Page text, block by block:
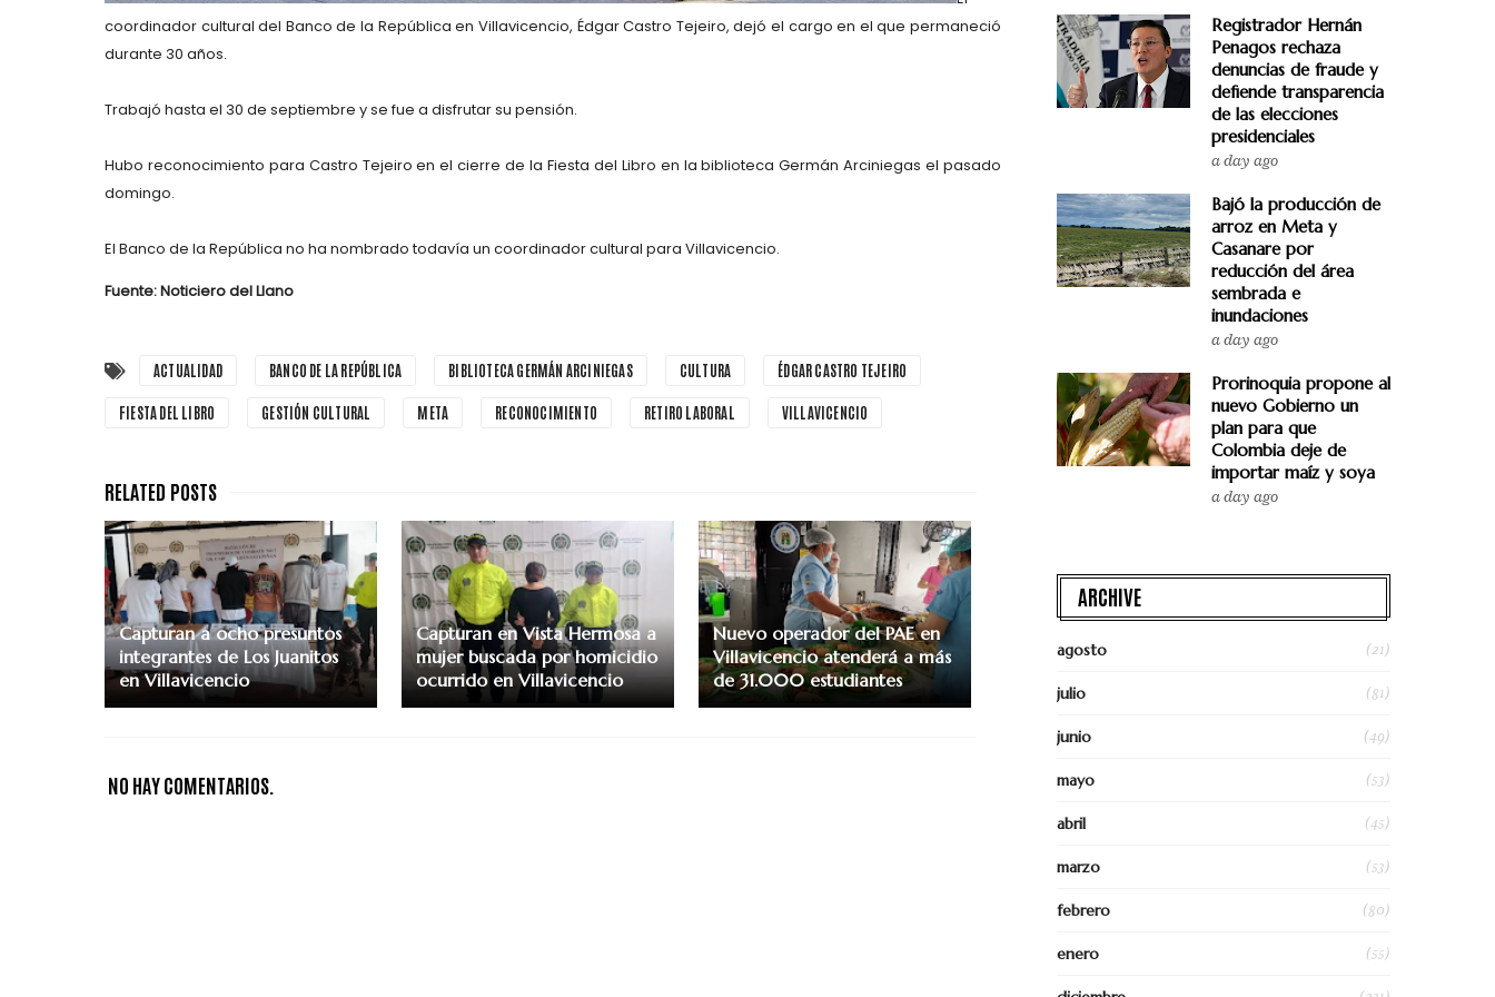
coordinador cultural del Banco de la República en Villavicencio, Édgar Castro Tejeiro, dejó el cargo en el que permaneció
durante 30 años.
Trabajó hasta el 30 de septiembre y se fue a disfrutar su pensión.
Hubo reconocimiento para Castro Tejeiro en el cierre de la Fiesta del Libro en la biblioteca Germán Arciniegas el pasado
domingo.
El Banco de la República no ha nombrado todavía un coordinador cultural para Villavicencio.
Fuente: Noticiero del Llano
ACTUALIDAD BANCO DE LA REPÚBLICA BIBLIOTECA GERMÁN ARCINIEGAS CULTURA ÉDGAR CASTRO TEJEIRO
FIESTA DEL LIBRO GESTIÓN CULTURAL META RECONOCIMIENTO RETIRO LABORAL VILLAVICENCIO
Capturan a ocho presuntos
integrantes de Los Juanitos
en Villavicencio
Capturan en Vista Hermosa a
mujer buscada por homicidio
ocurrido en Villavicencio
Nuevo operador del PAE en
Villavicencio atenderá a más
de 31.000 estudiantes
NO HAY COMENTARIOS.
Registrador Hernán
Penagos rechaza
denuncias de fraude y
defiende transparencia
de las elecciones
presidenciales
a day ago
Bajó la producción de
arroz en Meta y
Casanare por
reducción del área
sembrada e
inundaciones
a day ago
Prorinoquia propone al
nuevo Gobierno un
plan para que
Colombia deje de
importar maíz y soya
a day ago
ARCHIVE
agosto (21)
julio (81)
junio (49)
mayo (53)
abril (45)
marzo (53)
febrero (80)
enero (55)